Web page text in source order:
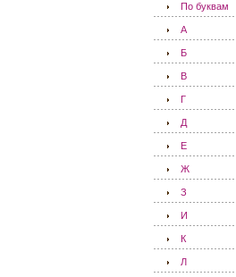
По буквам
А
Б
В
Г
Д
Е
Ж
З
И
К
Л